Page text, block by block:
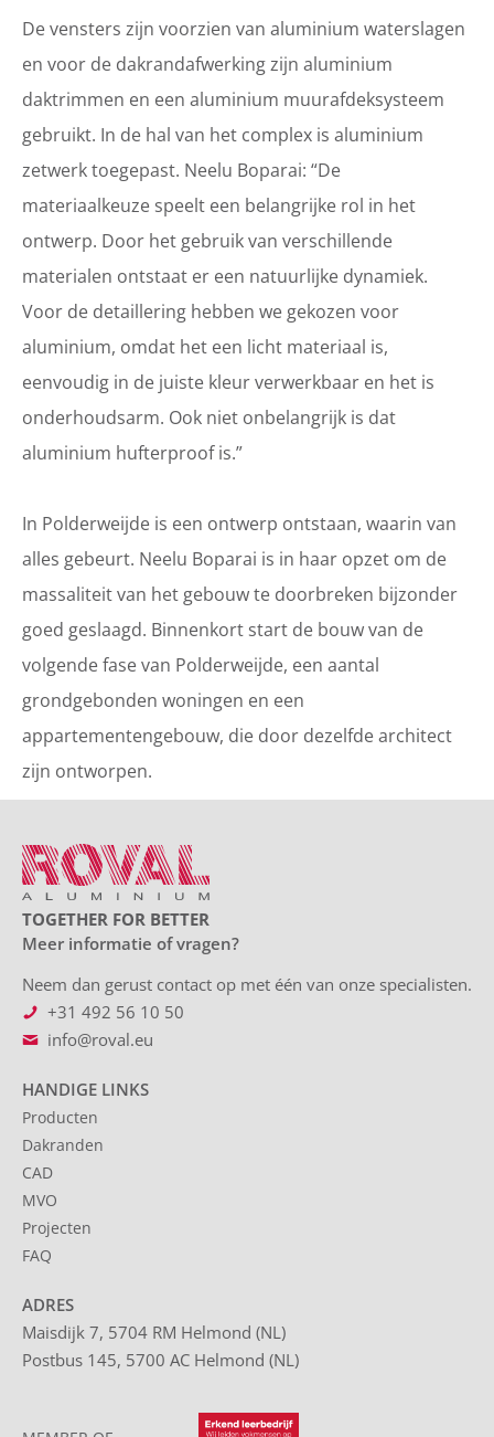
De vensters zijn voorzien van aluminium waterslagen
en voor de dakrandafwerking zijn aluminium
daktrimmen en een aluminium muurafdeksysteem
gebruikt. In de hal van het complex is aluminium
zetwerk toegepast. Neelu Boparai: “De
materiaalkeuze speelt een belangrijke rol in het
ontwerp. Door het gebruik van verschillende
materialen ontstaat er een natuurlijke dynamiek.
Voor de detaillering hebben we gekozen voor
aluminium, omdat het een licht materiaal is,
eenvoudig in de juiste kleur verwerkbaar en het is
onderhoudsarm. Ook niet onbelangrijk is dat
aluminium hufterproof is.”
In Polderweijde is een ontwerp ontstaan, waarin van
alles gebeurt. Neelu Boparai is in haar opzet om de
massaliteit van het gebouw te doorbreken bijzonder
goed geslaagd. Binnenkort start de bouw van de
volgende fase van Polderweijde, een aantal
grondgebonden woningen en een
appartementengebouw, die door dezelfde architect
zijn ontworpen.
TOGETHER FOR BETTER
Meer informatie of vragen?
Neem dan gerust contact op met één van onze specialisten.
+31 492 56 10 50
info@roval.eu
HANDIGE LINKS
Producten
Dakranden
CAD
MVO
Projecten
FAQ
ADRES
Maisdijk 7, 5704 RM Helmond (NL)
Postbus 145, 5700 AC Helmond (NL)